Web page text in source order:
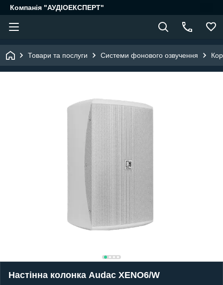
Компанія "АУДІОЕКСПЕРТ"
Товари та послуги Системи фонового озвучення
Настінна колонка Audac XENO6/W